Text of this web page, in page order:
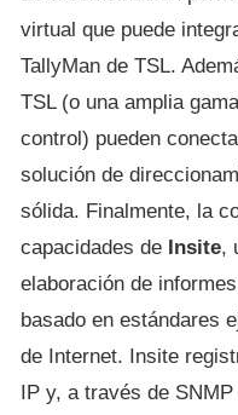
virtual que puede
TallyMan de TSL.
TSL (o una amplia
control) pueden
solución de
sólida. Finalmente, la
capacidades de Insite,
elaboración de
basado en estándares
de Internet. Insite
IP y, a través de